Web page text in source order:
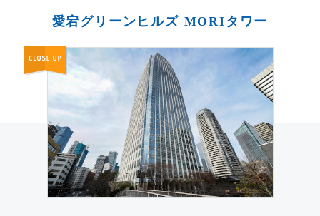
愛宕グリーンヒルズ MORIタワー